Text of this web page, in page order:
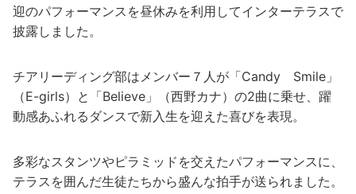
迎のパフォーマンスを昼休みを利用してインターテラスで
披露しました。
チアリーディング部はメンバー７人が「Candy Smile」
（E-girls）と「Believe」（西野カナ）の2曲に乗せ、躍
動感あふれるダンスで新入生を迎えた喜びを表現。
多彩なスタンツやピラミッドを交えたパフォーマンスに、
テラスを囲んだ生徒たちから盛んな拍手が送られました。